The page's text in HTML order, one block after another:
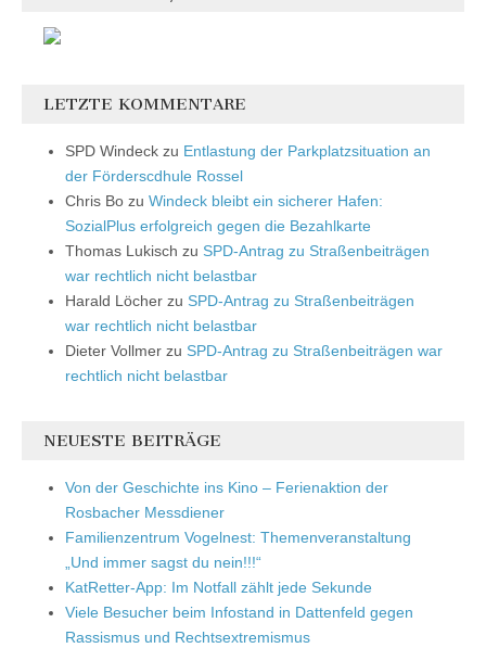
LETZTE KOMMENTARE
SPD Windeck zu Entlastung der Parkplatzsituation an
der Förderscdhule Rossel
Chris Bo zu Windeck bleibt ein sicherer Hafen:
SozialPlus erfolgreich gegen die Bezahlkarte
Thomas Lukisch zu SPD-Antrag zu Straßenbeiträgen
war rechtlich nicht belastbar
Harald Löcher zu SPD-Antrag zu Straßenbeiträgen
war rechtlich nicht belastbar
Dieter Vollmer zu SPD-Antrag zu Straßenbeiträgen war
rechtlich nicht belastbar
NEUESTE BEITRÄGE
Von der Geschichte ins Kino – Ferienaktion der
Rosbacher Messdiener
Familienzentrum Vogelnest: Themenveranstaltung
„Und immer sagst du nein!!!“
KatRetter-App: Im Notfall zählt jede Sekunde
Viele Besucher beim Infostand in Dattenfeld gegen
Rassismus und Rechtsextremismus